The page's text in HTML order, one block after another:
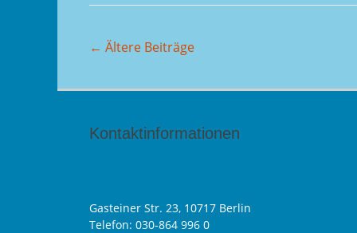
Beitragsnavigation
← Ältere Beiträge
Kontaktinformationen
Gasteiner Str. 23, 10717 Berlin
Telefon: 030-864 996 0